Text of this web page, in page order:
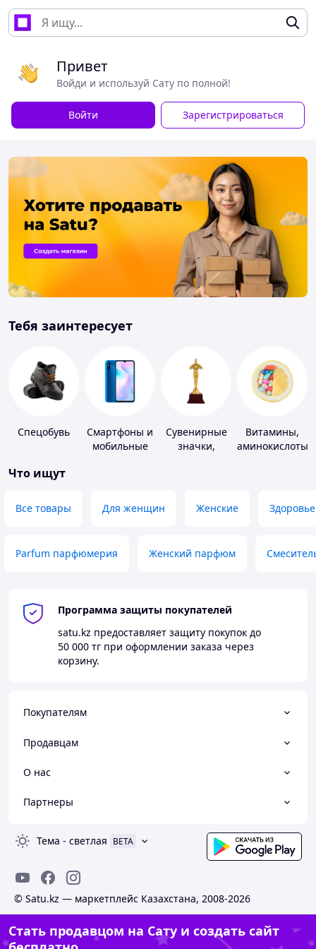
Привет
Войди и используй Сату по полной!
Войти Зарегистрироваться
Тебя заинтересует
Спецобувь
Смартфоны и
мобильные
Сувенирные
значки,
Витамины,
аминокислоты
Что ищут
Все товары Для женщин Женские Здоровье
Parfum парфюмерия Женский парфюм
Программа защиты покупателей
satu.kz предоставляет защиту покупок до
50 000 тг при оформлении заказа через
корзину.
Покупателям
Продавцам
О нас
Партнеры
Тема - светлая BETA
© Satu.kz — маркетплейс Казахстана, 2008-2026
Стать продавцом на Сату и создать сайт